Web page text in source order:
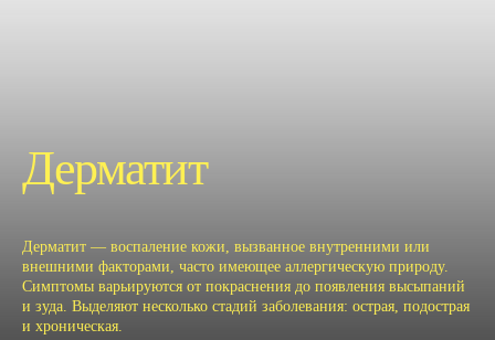
Дерматит
Дерматит — воспаление кожи, вызванное внутренними или
внешними факторами, часто имеющее аллергическую природу.
Симптомы варьируются от покраснения до появления высыпаний
и зуда. Выделяют несколько стадий заболевания: острая, подострая
и хроническая.